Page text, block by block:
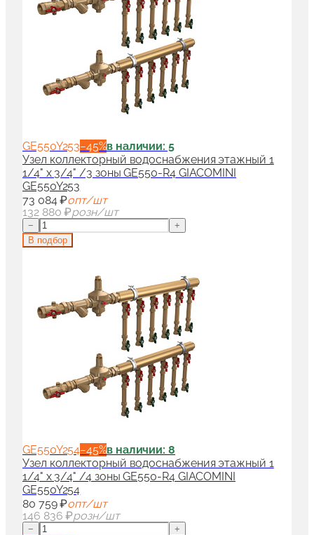
GE550Y253−45%в наличии: 5
Узел коллекторный водоснабжения этажный 1
1/4" x 3/4" /3 зоны GE550-R4 GIACOMINI
GE550Y253
73 084 ₽опт/шт
132 880 ₽розн/шт
−
+
В подбор
GE550Y254−45%в наличии: 8
Узел коллекторный водоснабжения этажный 1
1/4" x 3/4" /4 зоны GE550-R4 GIACOMINI
GE550Y254
80 759 ₽опт/шт
146 836 ₽розн/шт
−
+